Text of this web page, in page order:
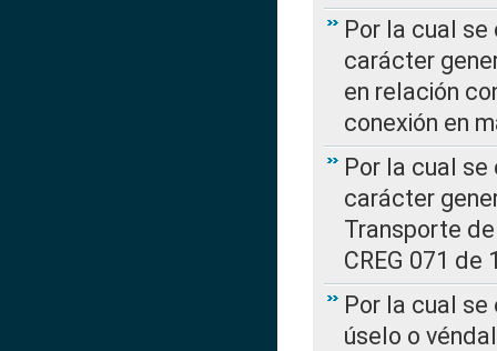
Por la cual
carácter
en relación
conexión en
Por la cual
carácter
Transporte
CREG 071 de
Por la cual
úselo o